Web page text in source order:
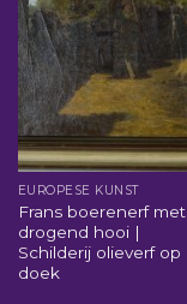
EUROPESE KUNST
Frans boerenerf met
drogend hooi |
Schilderij olieverf op
doek